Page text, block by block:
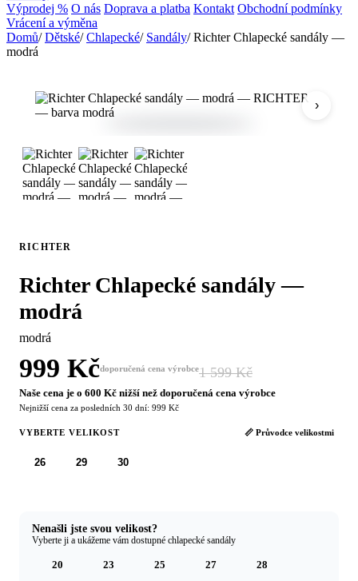
Výprodej % O nás Doprava a platba Kontakt Obchodní podmínky
Vrácení a výměna
Domů/ Dětské/ Chlapecké/ Sandály/ Richter Chlapecké sandály —
modrá
›
RICHTER
Richter Chlapecké sandály —
modrá
modrá
999 Kčdoporučená cena výrobce1 599 Kč
Naše cena je o 600 Kč nižší než doporučená cena výrobce
Nejnižší cena za posledních 30 dní: 999 Kč
VYBERTE VELIKOST 📏 Průvodce velikostmi
26 29 30
Nenašli jste svou velikost?
Vyberte ji a ukážeme vám dostupné chlapecké sandály
20 23 25 27 28